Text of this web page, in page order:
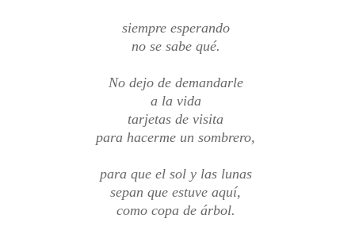
siempre esperando
no se sabe qué.
No dejo de demandarle
a la vida
tarjetas de visita
para hacerme un sombrero,
para que el sol y las lunas
sepan que estuve aquí,
como copa de árbol.